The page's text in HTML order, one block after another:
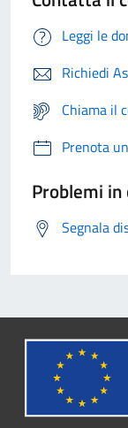
Leggi le
Richiedi
Chiama il
Prenota
Problemi
Segnala